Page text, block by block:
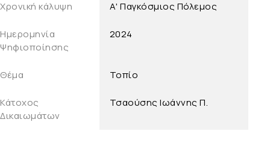
Χρονική κάλυψη Α' Παγκόσμιος Πόλεμος
Ημερομηνία
Ψηφιοποίησης
2024
Θέμα Τοπίο
Κάτοχος
Δικαιωμάτων
Τσαούσης Ιωάννης Π.